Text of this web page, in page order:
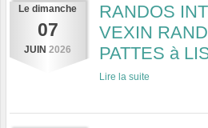
Le dimanche
07
JUIN 2026
RANDOS
VEXIN
PATTES à
Lire la suite